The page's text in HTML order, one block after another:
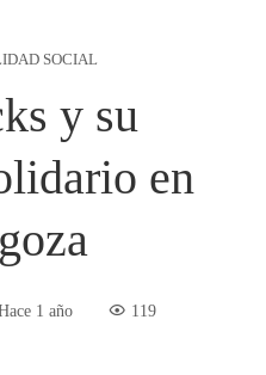
SOCIAL
y su
en
1 año 119